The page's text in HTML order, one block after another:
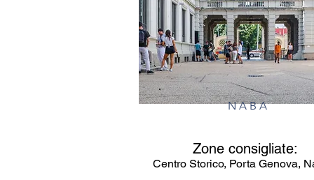
NABA
Zone consigliate:
Centro Storico, Porta Genova,